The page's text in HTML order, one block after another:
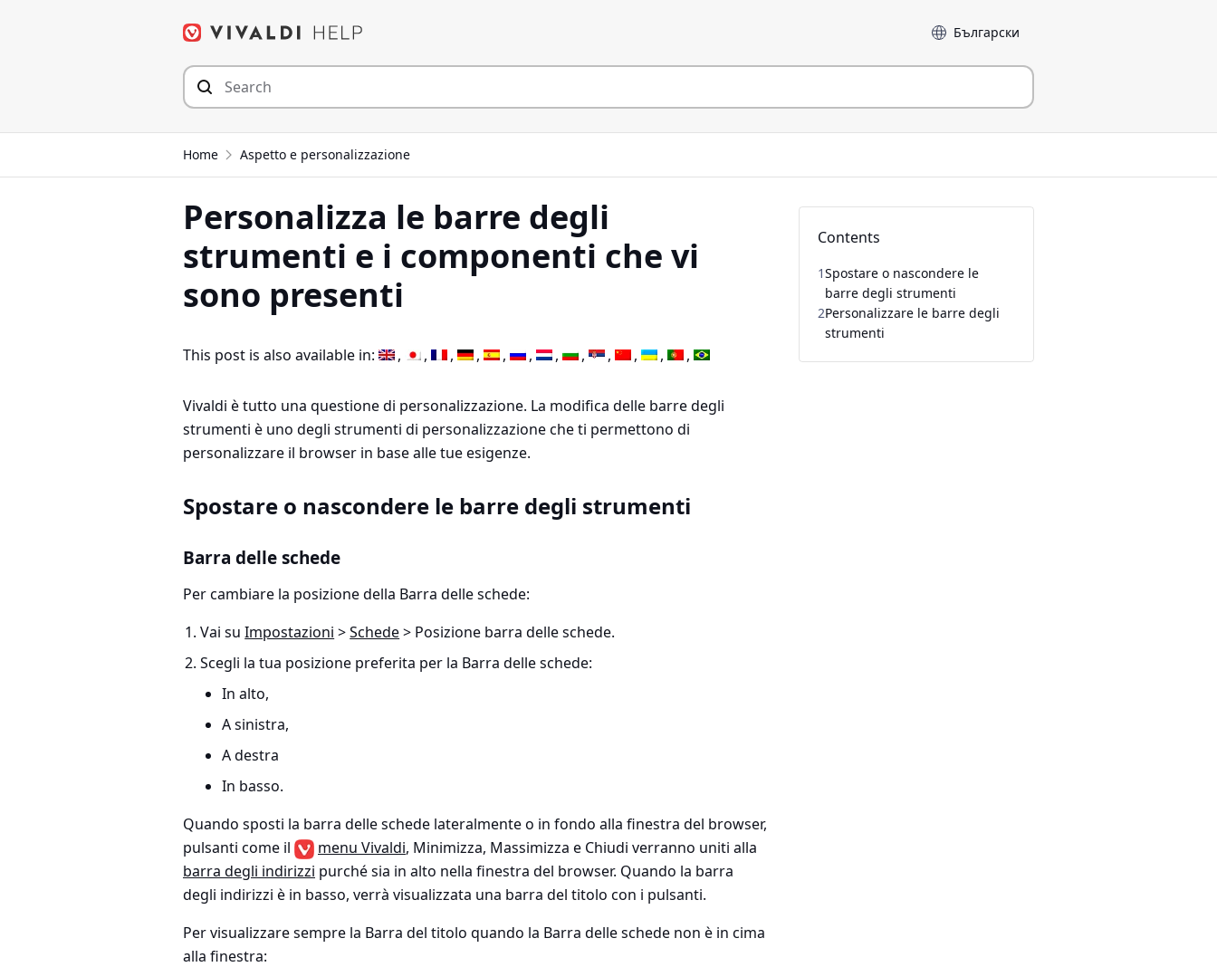
Language
Home Aspetto e personalizzazione
Personalizza le barre degli
strumenti e i componenti che vi
sono presenti
This post is also available in:
Vivaldi è tutto una questione di personalizzazione. La modifica delle barre degli
strumenti è uno degli strumenti di personalizzazione che ti permettono di
personalizzare il browser in base alle tue esigenze.
Spostare o nascondere le barre degli strumenti
Barra delle schede
Per cambiare la posizione della Barra delle schede:
Vai suImpostazioni >Schede> Posizione barra delle schede.
Scegli la tua posizione preferita per la Barra delle schede:
In alto,
A sinistra,
A destra
In basso.
Quando sposti la barra delle schede lateralmente o in fondo alla finestra del browser,
pulsanti come il
menu Vivaldi, Minimizza, Massimizza e Chiudi verranno uniti alla
barra degli indirizzi purché sia in alto nella finestra del browser. Quando la barra
degli indirizzi è in basso, verrà visualizzata una barra del titolo con i pulsanti.
Per visualizzare sempre la Barra del titolo quando la Barra delle schede non è in cima
alla finestra:
Contents
1Spostare o nascondere le
barre degli strumenti
2Personalizzare le barre degli
strumenti